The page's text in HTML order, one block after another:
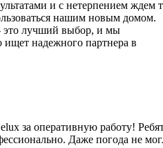
и с нетерпением ждем
нашим новым домом.
это лучший выбор, и мы
ищет надежного партнера в
за оперативную работу!
Даже погода не